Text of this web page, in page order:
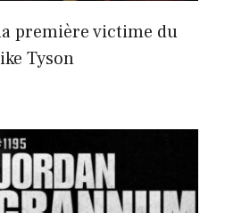
première victime du
Tyson